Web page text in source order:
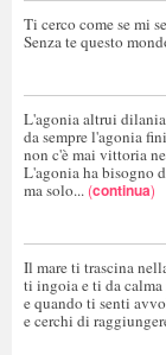
Ti cerco come se mi
Senza te questo
L'agonia altrui
da sempre l'agonia
non c'è mai vittoria
L'agonia ha bisogno
ma solo... (continua)
Il mare ti trascina
ti ingoia e ti da
e quando ti senti
e cerchi di